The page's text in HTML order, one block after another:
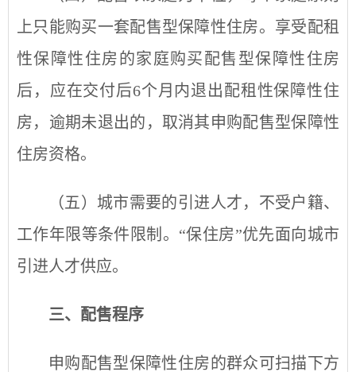
上只能购买一套配售型保障性住房。享受配租
性保障性住房的家庭购买配售型保障性住房
后，应在交付后6个月内退出配租性保障性住
房，逾期未退出的，取消其申购配售型保障性
住房资格。
（五）城市需要的引进人才，不受户籍、
工作年限等条件限制。 “保住房”优先面向城市
引进人才供应。
三、配售程序
申购配售型保障性住房的群众可扫描下方